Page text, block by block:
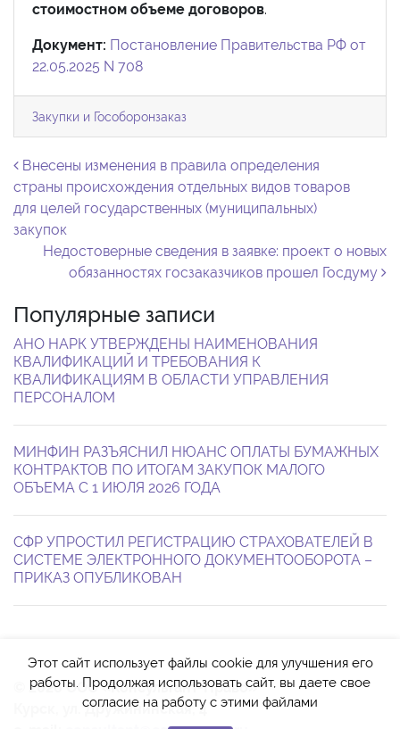
стоимостном объеме договоров.
Документ: Постановление Правительства РФ от
22.05.2025 N 708
Закупки и Гособоронзаказ
Навигация по записям
Внесены изменения в правила определения
страны происхождения отдельных видов товаров
для целей государственных (муниципальных)
закупок
Недостоверные сведения в заявке: проект о новых
обязанностях госзаказчиков прошел Госдуму
Популярные записи
АНО НАРК УТВЕРЖДЕНЫ НАИМЕНОВАНИЯ
КВАЛИФИКАЦИЙ И ТРЕБОВАНИЯ К
КВАЛИФИКАЦИЯМ В ОБЛАСТИ УПРАВЛЕНИЯ
ПЕРСОНАЛОМ
МИНФИН РАЗЪЯСНИЛ НЮАНС ОПЛАТЫ БУМАЖНЫХ
КОНТРАКТОВ ПО ИТОГАМ ЗАКУПОК МАЛОГО
ОБЪЕМА С 1 ИЮЛЯ 2026 ГОДА
СФР УПРОСТИЛ РЕГИСТРАЦИЮ СТРАХОВАТЕЛЕЙ В
СИСТЕМЕ ЭЛЕКТРОННОГО ДОКУМЕНТООБОРОТА –
ПРИКАЗ ОПУБЛИКОВАН
© 2026 ООО «Консультант-Право»
Курск, ул. Дружининская, 4
Этот сайт использует файлы cookie для улучшения его
работы. Продолжая использовать сайт, вы даете свое
согласие на работу с этими файлами